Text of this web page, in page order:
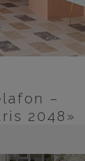
–
2048»